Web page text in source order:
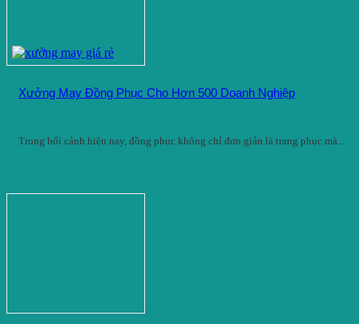
Xưởng May Đồng Phục Cho Hơn 500 Doanh Nghiệp
Trong bối cảnh hiện nay, đồng phục không chỉ đơn giản là trang phục mà...